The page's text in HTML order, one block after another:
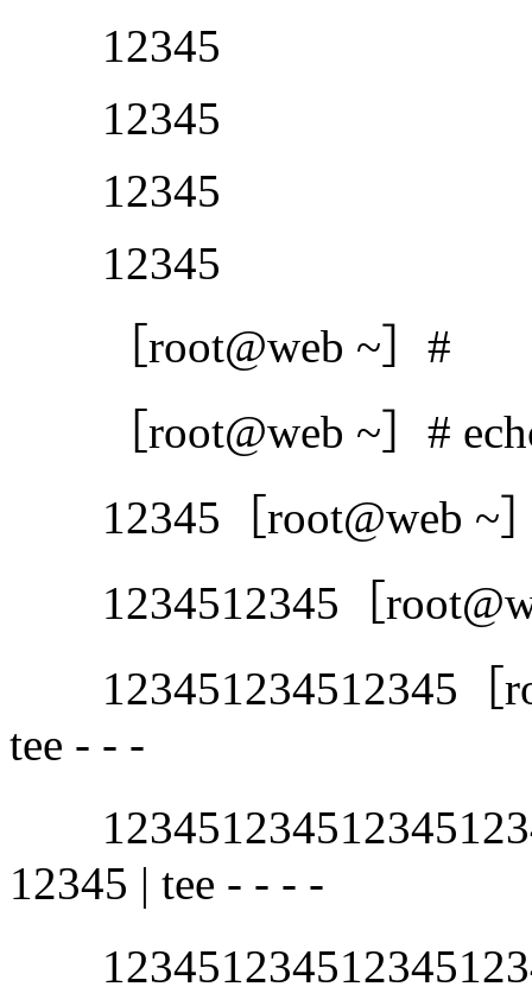
12345
12345
12345
12345
［root@web ~］#
［root@web ~］#
12345［root@web ~］
1234512345［
123451234512345［
tee - - -
12345 | tee - - - -